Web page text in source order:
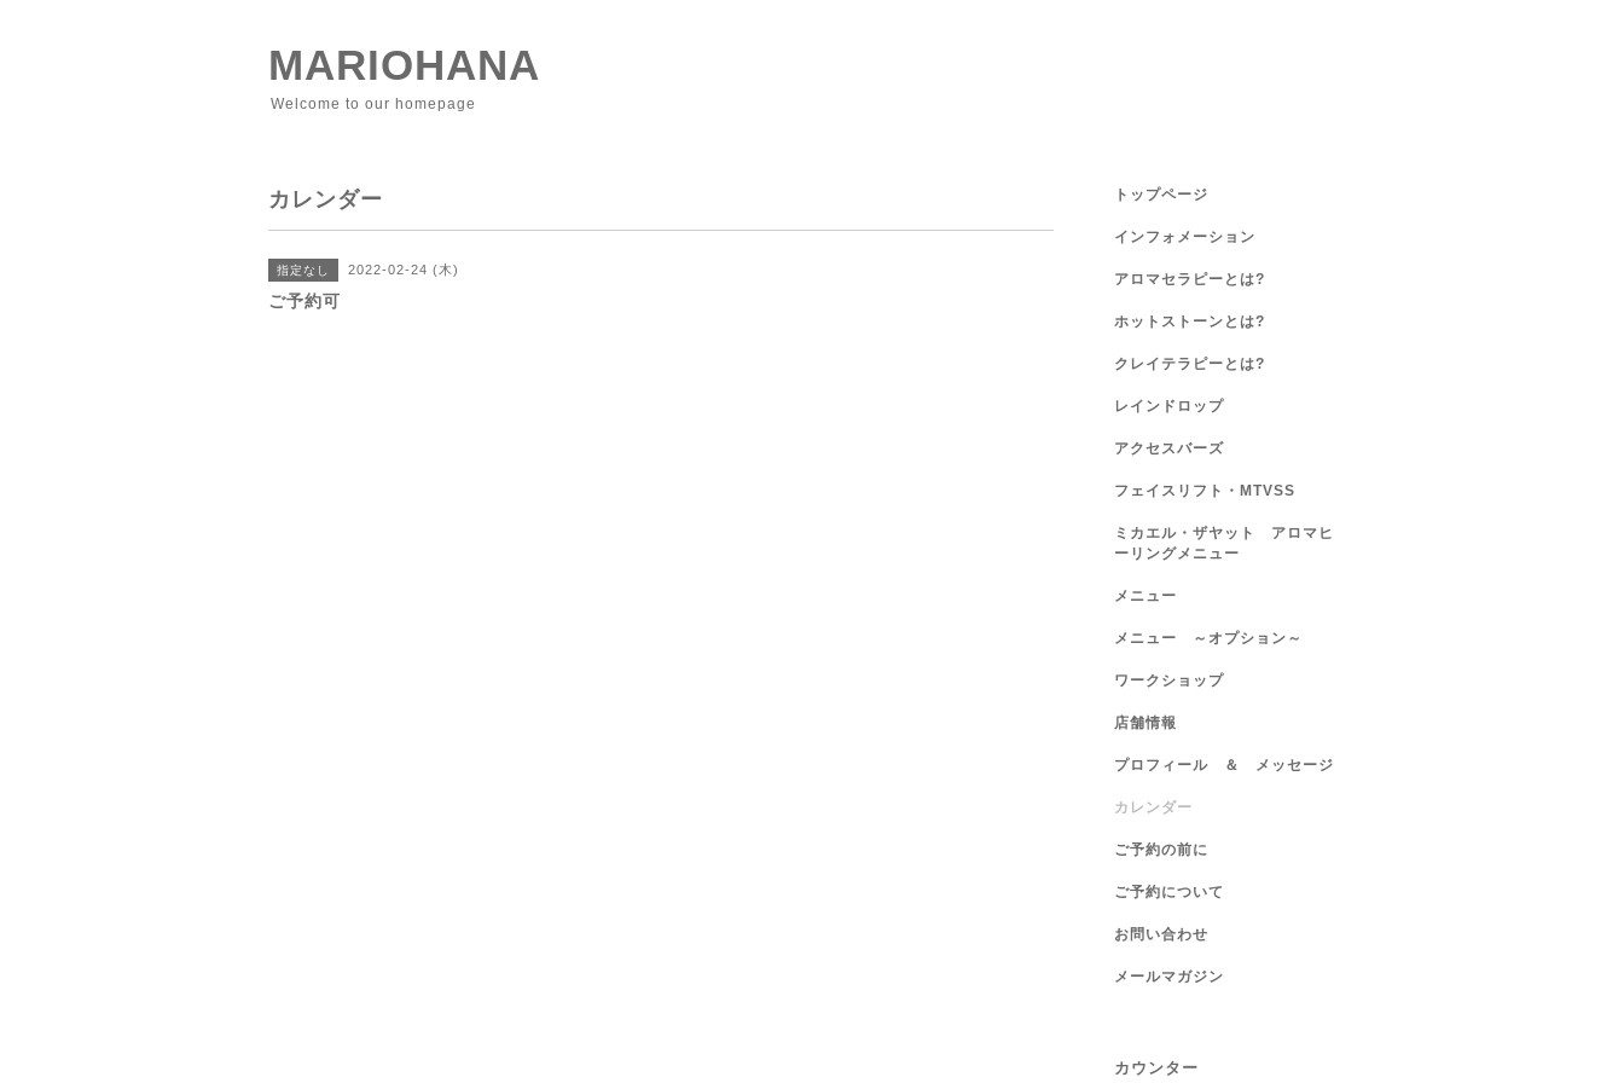
MARIOHANA
Welcome to our homepage
カレンダー
指定なし 2022-02-24 (木)
ご予約可
トップページ
インフォメーション
アロマセラピーとは?
ホットストーンとは?
クレイテラピーとは?
レインドロップ
アクセスバーズ
フェイスリフト・MTVSS
ミカエル・ザヤット アロマヒ
ーリングメニュー
メニュー
メニュー ～オプション～
ワークショップ
店舗情報
プロフィール ＆ メッセージ
カレンダー
ご予約の前に
ご予約について
お問い合わせ
メールマガジン
カウンター